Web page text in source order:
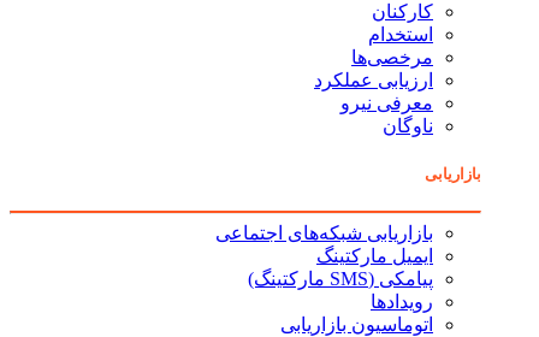
کارکنان
استخدام
مرخصی‌ها
ارزیابی عملکرد
معرفی نیرو
ناوگان
بازاریابی
بازاریابی شبکه‌های اجتماعی
ایمیل مارکتینگ
پیامکی (SMS مارکتینگ)
رویدادها
اتوماسیون بازاریابی